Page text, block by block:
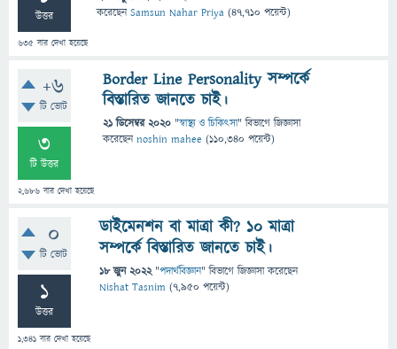
উত্তর
635 বার দেখা হয়েছে
করেছেনSamsun Nahar Priya (47,710 পয়েন্ট)
+6
টি ভোট
3
টি উত্তর
2,686 বার দেখা হয়েছে
Border Line Personality সম্পর্কে
বিস্তারিত জানতে চাই।
21 ডিসেম্বর 2020 "স্বাস্থ্য ও চিকিৎসা" বিভাগে জিজ্ঞাসা
করেছেনnoshin mahee (110,340 পয়েন্ট)
0
টি ভোট
1
উত্তর
1,341 বার দেখা হয়েছে
ডাইমেনশন বা মাত্রা কী? ১০ মাত্রা
সম্পর্কে বিস্তারিত জানতে চাই।
18 জুন 2022 "পদার্থবিজ্ঞান" বিভাগে জিজ্ঞাসাকরেছেন
Nishat Tasnim (7,950 পয়েন্ট)